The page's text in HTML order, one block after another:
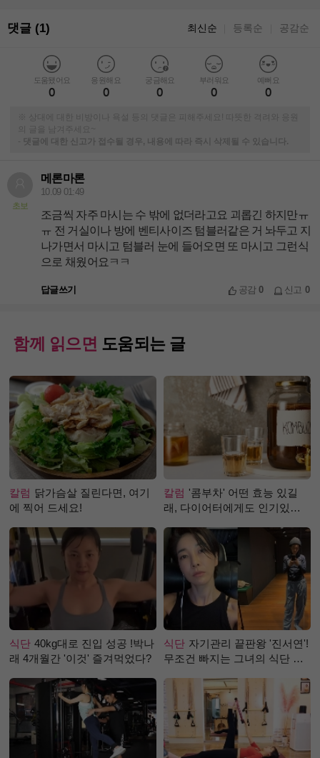
댓글 (1) 최신순 등록순 공감순
도움됐어요
0
응원해요
0
궁금해요
0
부러워요
0
예뻐요
0
※ 상대에 대한 비방이나 욕설 등의 댓글은 피해주세요! 따뜻한 격려와 응원
의 글을 남겨주세요~
-
댓글에 대한 신고가 접수될 경우, 내용에 따라 즉시 삭제될 수 있습니다.
초보
메론마론
10.09 01:49
조금씩 자주 마시는 수 밖에 없더라고요 괴롭긴 하지만ㅠ
ㅠ 전 거실이나 방에 벤티사이즈 텀블러같은 거 놔두고 지
나가면서 마시고 텀블러 눈에 들어오면 또 마시고 그런식
으로 채웠어요ㅋㅋ
답글쓰기 공감0 신고 0
함께 읽으면 도움되는 글
칼럼 닭가슴살 질린다면, 여기
에 찍어 드세요!
칼럼 '콤부차' 어떤 효능 있길
래, 다이어터에게도 인기있는
식단 40kg대로 진입 성공 !박나
래 4개월간 '이것' 즐겨먹었다?
식단 자기관리 끝판왕 '진서연'!
무조건 빠지는 그녀의 식단 정